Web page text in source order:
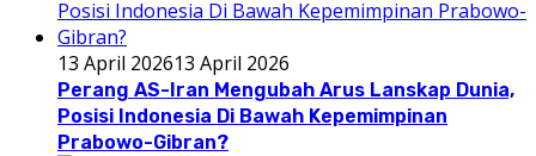
13 April 202613 April 2026
Perang AS-Iran Mengubah Arus Lanskap Dunia,
Posisi Indonesia Di Bawah Kepemimpinan
Prabowo-Gibran?